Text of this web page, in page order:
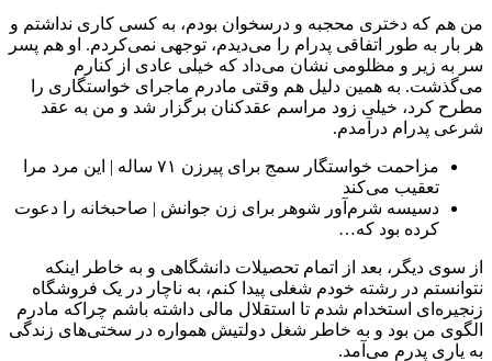
من هم که دختری محجبه و درس‎خوان بودم، به کسی کاری نداشتم و
هر بار به طور اتفاقی پدرام را می‌دیدم، توجهی نمی‌کردم. او هم پسر
سر به زیر و مظلومی نشان می‌داد که خیلی عادی از کنارم
می‌گذشت. به همین دلیل هم وقتی مادرم ماجرای خواستگاری را
مطرح کرد، خیلی زود مراسم عقدکنان برگزار شد و من به عقد
شرعی پدرام درآمدم.
مزاحمت خواستگار سمج برای پیرزن ۷۱ ساله | این مرد مرا
تعقیب می‌کند
دسیسه شرم‌آور شوهر برای زن جوانش | صاحبخانه را دعوت
کرده بود که…
از سوی دیگر، بعد از اتمام تحصیلات دانشگاهی و به خاطر اینکه
نتوانستم در رشته خودم شغلی پیدا کنم، به ناچار در یک فروشگاه
زنجیره‌ای استخدام شدم تا استقلال مالی داشته باشم چراکه مادرم
الگوی من بود و به خاطر شغل دولتیش همواره در سختی‌های زندگی
به یاری پدرم می‌آمد.